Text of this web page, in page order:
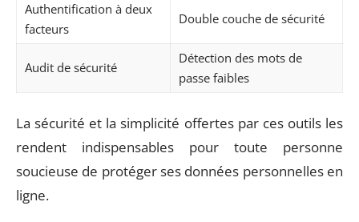
Authentification à deux
facteurs
Double couche de sécurité
Audit de sécurité
Détection des mots de
passe faibles
La sécurité et la simplicité offertes par ces outils les
rendent indispensables pour toute personne
soucieuse de protéger ses données personnelles en
ligne.